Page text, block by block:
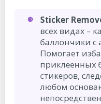
Sticker
всех видах –
баллончики с
Помогает
приклеенных
стикеров,
любом